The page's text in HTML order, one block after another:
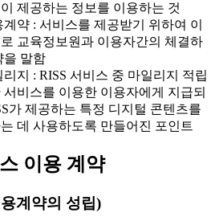
제공하는 정보를 이용하는 것
약 : 서비스를 제공받기 위하여 이
교육정보원과 이용자간의 체결하
을 말함
지 : RISS 서비스 중 마일리지 적립
서비스를 이용한 이용자에게 지급되
가 제공하는 특정 디지털 콘텐츠를
데 사용하도록 만들어진 포인트
이용 계약
계약의 성립)